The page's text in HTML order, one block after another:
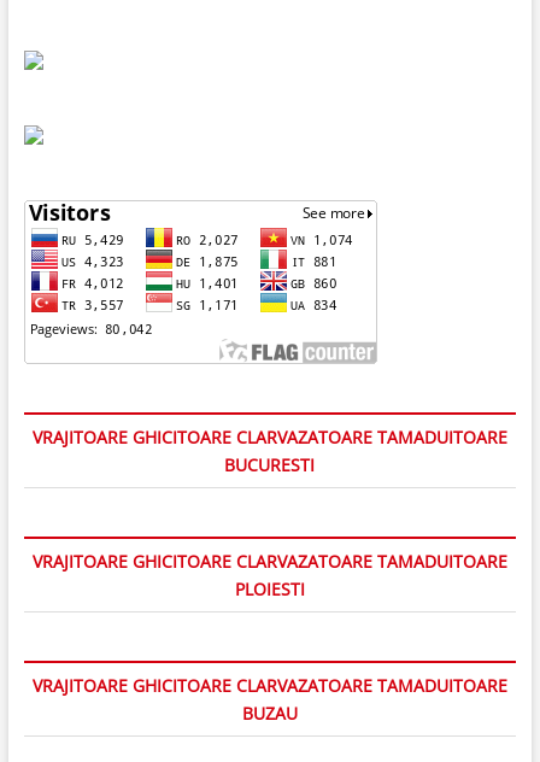
VRAJITOARE GHICITOARE CLARVAZATOARE TAMADUITOARE
BUCURESTI
VRAJITOARE GHICITOARE CLARVAZATOARE TAMADUITOARE
PLOIESTI
VRAJITOARE GHICITOARE CLARVAZATOARE TAMADUITOARE
BUZAU